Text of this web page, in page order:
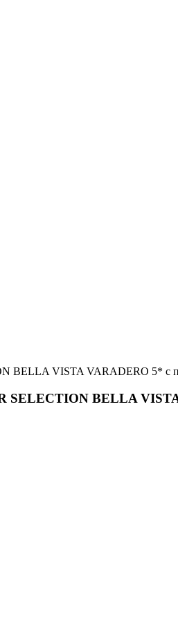
BELLA VISTA VARADERO 5* с
SELECTION BELLA